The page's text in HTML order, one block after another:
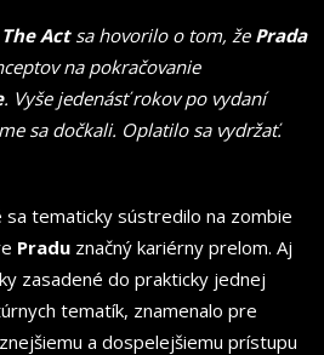
The Actsa hovorilo o tom, že Prada
na pokračovanie
. Vyše jedenásť rokov po vydaní
sa dočkali. Oplatilo sa vydržať.
tematicky sústredilo na zombie
Pradu značný kariérny prelom. Aj
zasadené do prakticky jednej
tematík, znamenalo pre
a dospelejšiemu prístupu